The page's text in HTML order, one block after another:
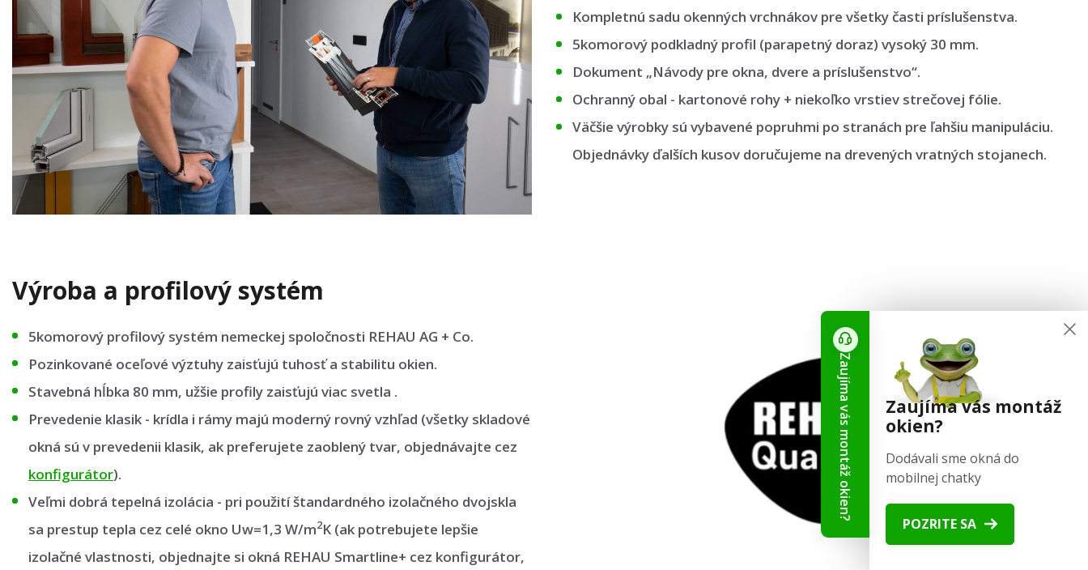
Kompletnú sadu okenných vrchnákov pre všetky časti príslušenstva.
5komorový podkladný profil (parapetný doraz) vysoký 30 mm.
Dokument „Návody pre okna, dvere a príslušenstvo“.
Ochranný obal - kartonové rohy + niekoľko vrstiev strečovej fólie.
Väčšie výrobky sú vybavené popruhmi po stranách pre ľahšiu manipuláciu.
Objednávky ďalších kusov doručujeme na drevených vratných stojanech.
Výroba a profilový systém
5komorový profilový systém nemeckej spoločnosti REHAU AG + Co.
Pozinkované oceľové výztuhy zaisťujú tuhosť a stabilitu okien.
Stavebná hĺbka 80 mm, užšie profily zaisťujú viac svetla .
Prevedenie klasik - krídla i rámy majú moderný rovný vzhľad (všetky skladové
okná sú v prevedenii klasik, ak preferujete zaoblený tvar, objednávajte cez
konfigurátor).
Veľmi dobrá tepelná izolácia - pri použití štandardného izolačného dvojskla
sa prestup tepla cez celé okno Uw=1,3 W/m2K (ak potrebujete lepšie
izolačné vlastnosti, objednajte si okná REHAU Smartline+ cez konfigurátor,
Zaujíma vás montáž
okien?
Dodávali sme okná do
mobilnej chatky
POZRITE SA
Zaujíma vás montáž okien?